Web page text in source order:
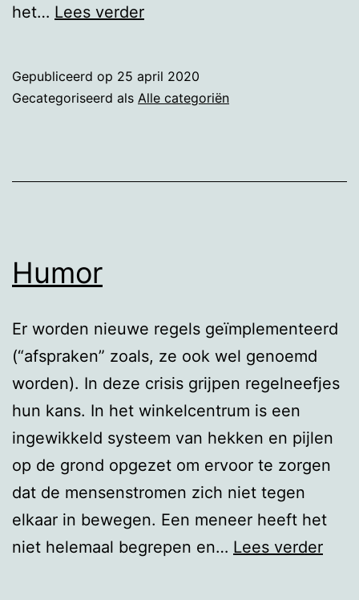
het… Lees verderJugendstil,
en
Gepubliceerd op 25 april 2020
Gecategoriseerd als Alle categoriën
Humor
Er worden nieuwe regels geïmplementeerd
(“afspraken” zoals, ze ook wel genoemd
worden). In deze crisis grijpen regelneefjes
hun kans. In het winkelcentrum is een
ingewikkeld systeem van hekken en pijlen
op de grond opgezet om ervoor te zorgen
dat de mensenstromen zich niet tegen
elkaar in bewegen. Een meneer heeft het
niet helemaal begrepen en… Lees verder